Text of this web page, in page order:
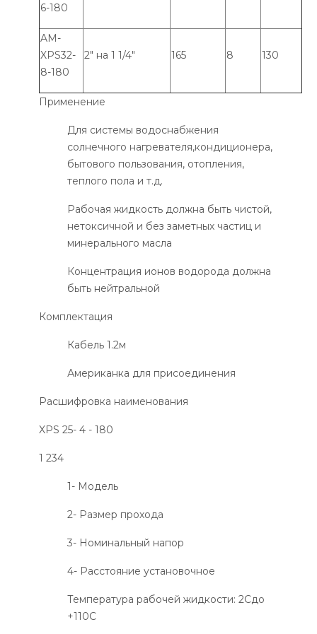
6-180
AM-
XPS32-
8-180
2" на 1 1/4" 165 8 130
Применение
Для системы водоснабжения
солнечного нагревателя,кондиционера,
бытового пользования, отопления,
теплого пола и т.д.
Рабочая жидкость должна быть чистой,
нетоксичной и без заметных частиц и
минерального масла
Концентрация ионов водорода должна
быть нейтральной
Комплектация
Кабель 1.2м
Американка для присоединения
Расшифровка наименования
XPS 25- 4 - 180
1 234
1- Модель
2- Размер прохода
3- Номинальный напор
4- Расстояние установочное
Температура рабочей жидкости: 2Сдо
+110С